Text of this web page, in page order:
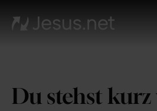
Du stehst kurz